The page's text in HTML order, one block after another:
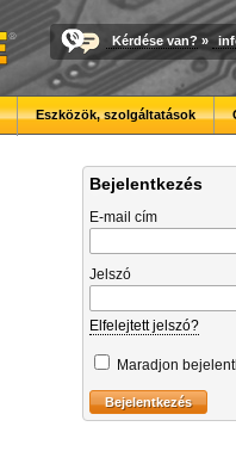
Kérdése van? »
Eszközök, szolgáltatások
Bejelentkezés
E-mail cím
Jelszó
Elfelejtett jelszó?
Maradjon